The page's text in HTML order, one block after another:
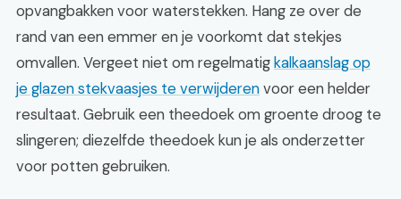
opvangbakken voor waterstekken. Hang ze over de
rand van een emmer en je voorkomt dat stekjes
omvallen. Vergeet niet om regelmatigkalkaanslag op
je glazen stekvaasjes te verwijderenvoor een helder
resultaat. Gebruik een theedoek om groente droog te
slingeren; diezelfde theedoek kun je als onderzetter
voor potten gebruiken.